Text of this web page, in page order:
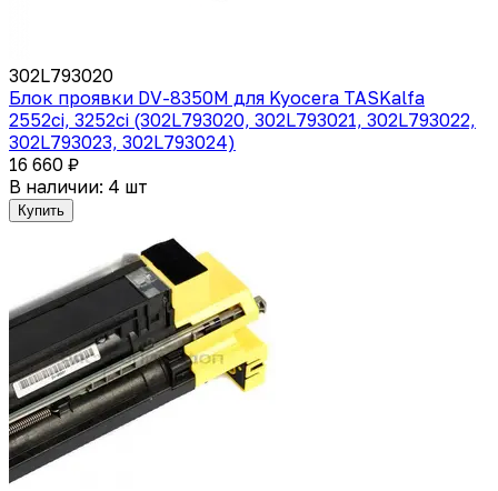
302L793020
Блок проявки DV-8350M для Kyocera TASKalfa
2552ci, 3252ci (302L793020, 302L793021, 302L793022,
302L793023, 302L793024)
16 660 ₽
В наличии: 4 шт
Купить